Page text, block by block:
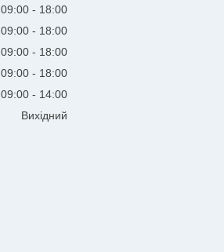
09:00
18:00
09:00
18:00
09:00
18:00
09:00
18:00
09:00
14:00
Вихідний